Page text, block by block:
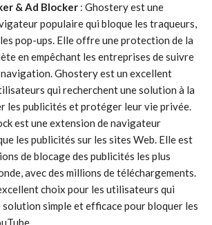
& Ad Blocker : Ghostery est une
populaire qui bloque les traqueurs,
pop-ups. Elle offre une protection de la
en empêchant les entreprises de suivre
Ghostery est un excellent
qui recherchent une solution à la
les publicités et protéger leur vie privée.
est une extension de navigateur
les publicités sur les sites Web. Elle est
de blocage des publicités les plus
avec des millions de téléchargements.
choix pour les utilisateurs qui
solution simple et efficace pour bloquer les